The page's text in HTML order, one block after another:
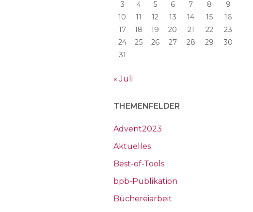
3
4 5 6 7 8
9
10
11 12 13 14 15
16
17
18 19 20 21 22
23
24
25 26 27 28 29
30
31
« Juli
THEMENFELDER
Advent2023
Aktuelles
Best-of-Tools
bpb-Publikation
Büchereiarbeit